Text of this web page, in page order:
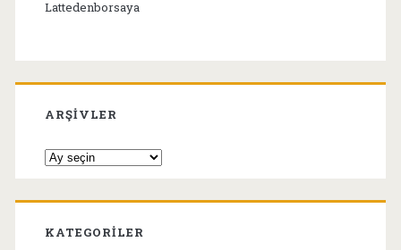
Lattedenborsaya
ARŞIVLER
Arşivler
KATEGORILER